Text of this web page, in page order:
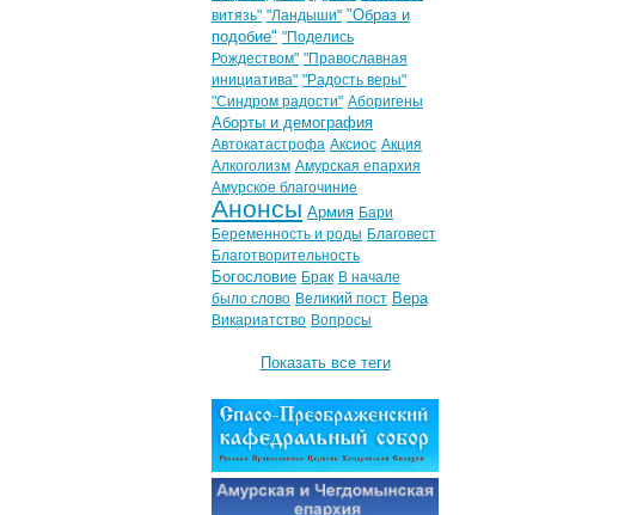
витязь" "Ландыши" "Образ и
подобие" "Поделись
Рождеством" "Православная
инициатива" "Радость веры"
"Синдром радости" Аборигены
Аборты и демография
Автокатастрофа Аксиос Акция
Алкоголизм Амурская епархия
Амурское благочиние
Анонсы Армия Бари
Беременность и роды Благовест
Благотворительность
Богословие Брак В начале
было слово Великий пост Вера
Викариатство Вопросы
Показать все теги